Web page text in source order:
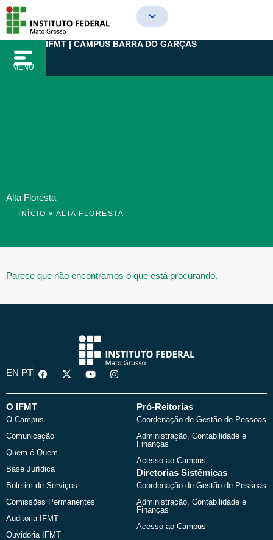
para
conteúdo
MENU
IFMT | CAMPUS BARRA DO GARÇAS
Alta Floresta
INÍCIO » ALTA FLORESTA
Parece que não encontramos o que está procurando.
EN PT
F
a
e
o
k
X
-
w
Y
o
t
I
n
t
O IFMT
O Campus
Comunicação
Quem é Quem
Base Jurídica
Boletim de Serviços
Comissões Permanentes
Auditoria IFMT
Ouvidoria IFMT
Pró-Reitorias
Coordenação de Gestão de Pessoas
Administração, Contabilidade e
Finanças
Acesso ao Campus
Diretorias Sistêmicas
Coordenação de Gestão de Pessoas
Administração, Contabilidade e
Finanças
Acesso ao Campus